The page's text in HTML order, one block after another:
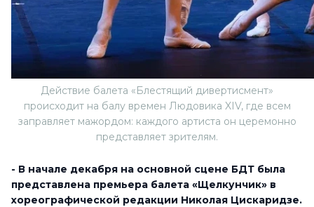
Действие балета «Блестящий дивертисмент»
происходит на балу времен Людовика XIV, где всем
заправляет мажордом: каждого артиста он церемонно
представляет зрителям.
- В начале декабря на основной сцене БДТ была
представлена премьера балета «Щелкунчик» в
хореографической редакции Николая Цискаридзе.